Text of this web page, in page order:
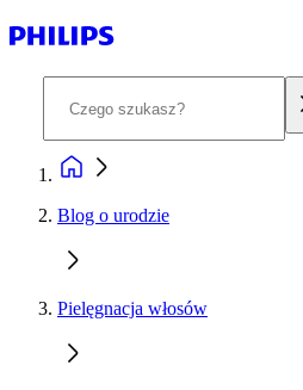
Blog o urodzie
Pielęgnacja włosów